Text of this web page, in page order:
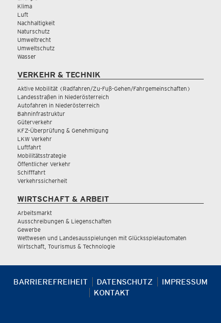
Klima
Luft
Nachhaltigkeit
Naturschutz
Umweltrecht
Umweltschutz
Wasser
VERKEHR & TECHNIK
Aktive Mobilität (Radfahren/Zu-Fuß-Gehen/Fahrgemeinschaften)
Landesstraßen in Niederösterreich
Autofahren in Niederösterreich
Bahninfrastruktur
Güterverkehr
KFZ-Überprüfung & Genehmigung
LKW Verkehr
Luftfahrt
Mobilitätsstrategie
Öffentlicher Verkehr
Schifffahrt
Verkehrssicherheit
WIRTSCHAFT & ARBEIT
Arbeitsmarkt
Ausschreibungen & Liegenschaften
Gewerbe
Wettwesen und Landesausspielungen mit Glücksspielautomaten
Wirtschaft, Tourismus & Technologie
BARRIEREFREIHEIT DATENSCHUTZ
IMPRESSUM
KONTAKT